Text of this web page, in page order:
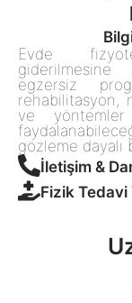
Evde
giderilmesine
egzersiz
rehabilitasyon,
ve
gözleme dayalı
İletişim &
Fizik Tedavi